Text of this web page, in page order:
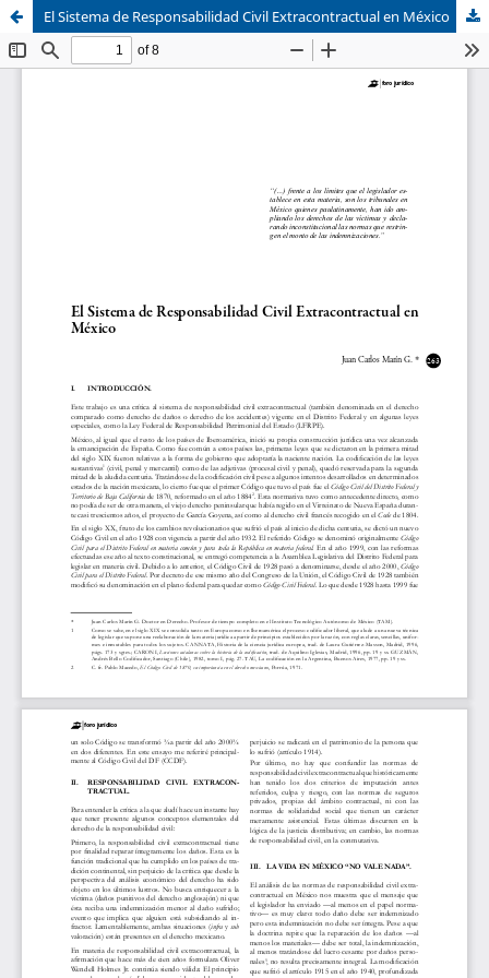
Sistema de
Bibliotecas
Asociación Civil
Foro Académico
El Sistema de Responsabilidad Civil Extracontractual en México